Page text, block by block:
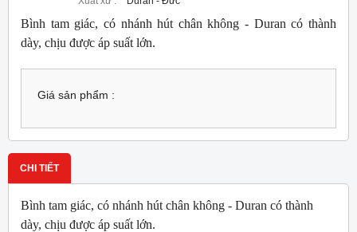
Bình tam giác, có nhánh hút chân không - Duran có thành
dày, chịu được áp suất lớn.
Giá sản phẩm :
CHI TIẾT
Bình tam giác, có nhánh hút chân không - Duran có thành
dày, chịu được áp suất lớn.